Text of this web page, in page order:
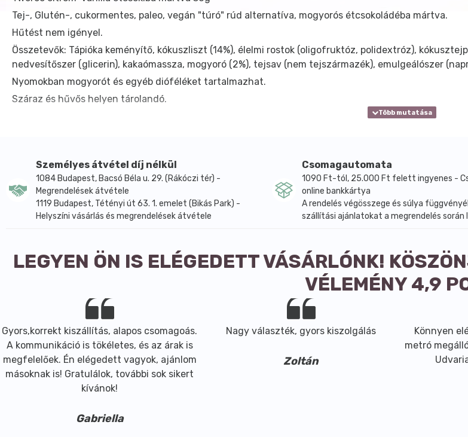
Tej-, Glutén-, cukormentes, paleo, vegán "túró" rúd alternatíva, mogyorós étcsokoládéba mártva.
Hűtést nem igényel.
Összetevők: Tápióka keményítő, kókuszliszt (14%), élelmi rostok (oligofruktóz, polidextróz),
nedvesítőszer (glicerin), kakaómassza, mogyoró (2%), tejsav (nem tejszármazék), emulgeálószer
Nyomokban mogyorót és egyéb dióféléket tartalmazhat.
Száraz és hűvős helyen tárolandó.
Személyes átvétel díj nélkül
1084 Budapest, Bacsó Béla u. 29. (Rákóczi tér) -
Megrendelések átvétele
1119 Budapest, Tétényi út 63. 1. emelet (Bikás Park) -
Helyszíni vásárlás és megrendelések átvétele
Csomagautomata
1090 Ft-tól, 25.000 Ft felett ingyenes -
online bankkártya
A rendelés végösszege és súlya
szállítási ajánlatokat a megrendelés során
LEGYEN ÖN IS ELÉGEDETT VÁSÁRLÓNK!
VÉLEMÉNY 4,9
Gyors,korrekt kiszállítás, alapos csomagoás.
A kommunikáció is tökéletes, és az árak is
megfelelőek. Én elégedett vagyok, ajánlom
másoknak is! Gratulálok, további sok sikert
kívánok!
Gabriella
Nagy választék, gyors kiszolgálás
Zoltán
Könnyen
metró